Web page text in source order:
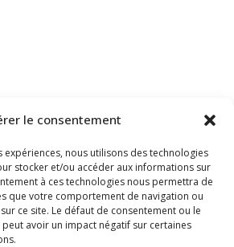
le consentement
nous utilisons des technologies
stocker et/ou accéder aux informations sur
à ces technologies nous permettra de
que votre comportement de navigation ou
ce site. Le défaut de consentement ou le
avoir un impact négatif sur certaines